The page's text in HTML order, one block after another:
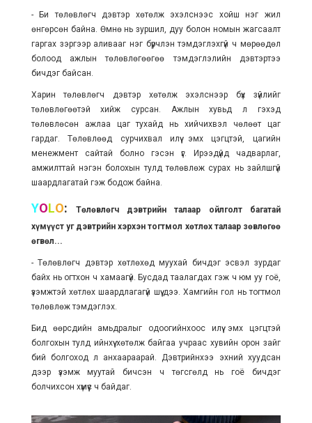
- Би төлөвлөгч дэвтэр хөтөлж эхэлснээс хойш нэг жил
өнгөрсөн байна. Өмнө нь зуршил, дуу болон номын жагсаалт
гаргах зэргээр аливааг нэг бүрчлэн тэмдэглэхгүй ч мөрөөдөл
болоод ажлын төлөвлөгөөгөө тэмдэглэлийн дэвтэртээ
бичдэг байсан.
Харин төлөвлөгч дэвтэр хөтөлж эхэлснээр бүх зүйлийг
төлөвлөгөөтэй хийж сурсан. Ажлын хувьд л гэхэд
төлөвлөсөн ажлаа цаг тухайд нь хийчихвэл чөлөөт цаг
гардаг. Төлөвлөөд сурчихвал илүү эмх цэгцтэй, цагийн
менежмент сайтай болно гэсэн үг. Ирээдүйд чадварлаг,
амжилттай нэгэн болохын тулд төлөвлөж сурах нь зайлшгүй
шаардлагатай гэж бодож байна.
YOLO:
Төлөвлөгч дэвтрийн талаар ойлголт багатай
хүмүүст уг дэвтрийн хэрхэн тогтмол хөтлөх талаар зөвлөгөө
өгвөл...
- Төлөвлөгч дэвтэр хөтлөхөд муухай бичдэг эсвэл зурдаг
байх нь огтхон ч хамаагүй. Бусдад таалагдах гэж ч юм уу гоё,
үзэмжтэй хөтлөх шаардлагагүй шүү дээ. Хамгийн гол нь тогтмол
төлөвлөж тэмдэглэх.
Бид өөрсдийн амьдралыг одоогийнхоос илүү эмх цэгцтэй
болгохын тулд ийнхүү хөтөлж байгаа учраас хувийн орон зайг
бий болгоход л анхаараарай. Дэвтрийнхээ эхний хуудсан
дээр үзэмж муутай бичсэн ч төгсгөлд нь гоё бичдэг
болчихсон хүмүүс ч байдаг.